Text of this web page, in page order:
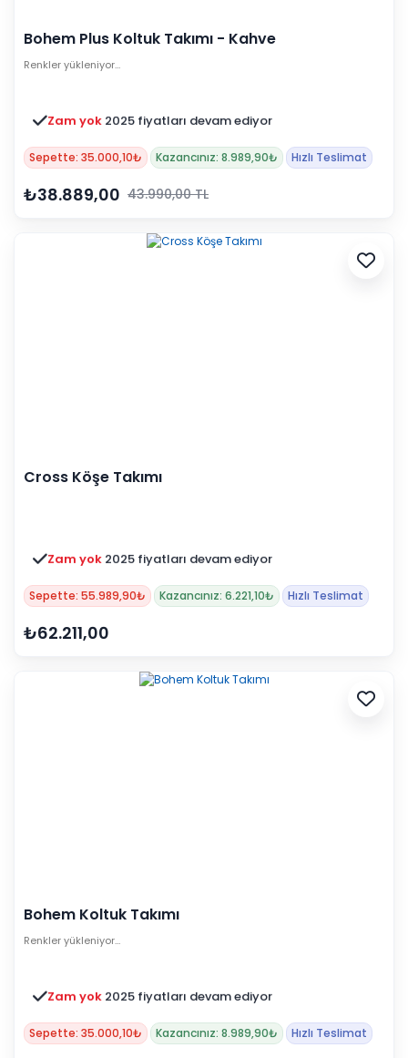
Bohem Plus Koltuk Takımı - Kahve
Renkler yükleniyor…
Zam yok 2025 fiyatları devam ediyor
Sepette: 35.000,10₺ Kazancınız: 8.989,90₺ Hızlı Teslimat
₺38.889,00 43.990,00 TL
Cross Köşe Takımı
Zam yok 2025 fiyatları devam ediyor
Sepette: 55.989,90₺ Kazancınız: 6.221,10₺ Hızlı Teslimat
₺62.211,00
Bohem Koltuk Takımı
Renkler yükleniyor…
Zam yok 2025 fiyatları devam ediyor
Sepette: 35.000,10₺ Kazancınız: 8.989,90₺ Hızlı Teslimat